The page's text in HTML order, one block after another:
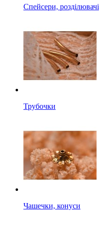
Спейсери, розділювачі
Трубочки
Чашечки, конуси